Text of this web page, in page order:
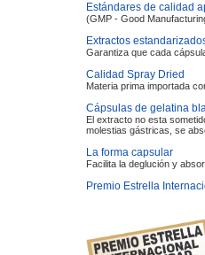
Estándares de calidad
(GMP - Good
Extractos
Garantiza que cada
Calidad Spray Dried
Materia prima importada
Cápsulas de gelatina
El extracto no esta
molestias gástricas, se
La forma capsular
Facilita la deglución y
Premio Estrella